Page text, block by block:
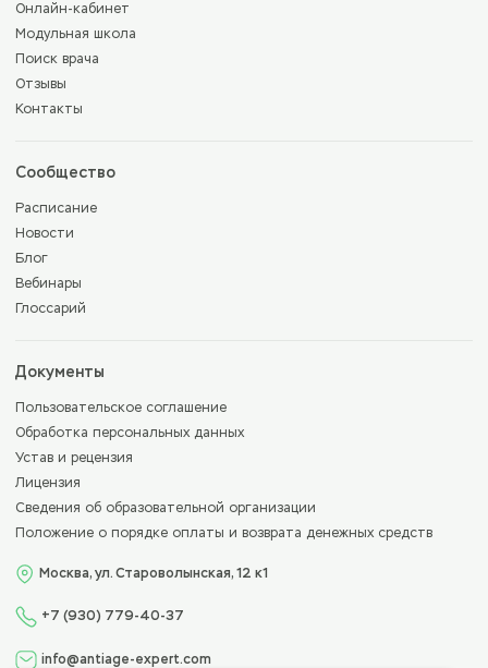
Онлайн-кабинет
Модульная школа
Поиск врача
Отзывы
Контакты
Сообщество
Расписание
Новости
Блог
Вебинары
Глоссарий
Документы
Пользовательское соглашение
Обработка персональных данных
Устав и рецензия
Лицензия
Сведения об образовательной организации
Положение о порядке оплаты и возврата денежных средств
Москва, ул. Староволынская, 12 к1
+7 (930) 779-40-37
info@antiage-expert.com